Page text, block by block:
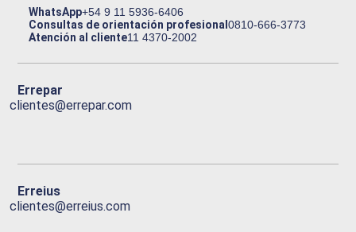
WhatsApp+54 9 11 5936-6406
Consultas de orientación profesional0810-666-3773
Atención al cliente11 4370-2002
Errepar
clientes@errepar.com
Erreius
clientes@erreius.com